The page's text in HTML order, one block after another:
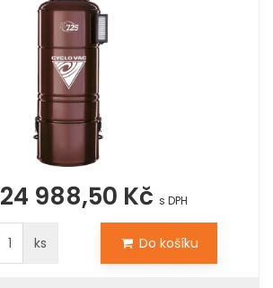
24 988,50 Kč s DPH
ks Do košíku